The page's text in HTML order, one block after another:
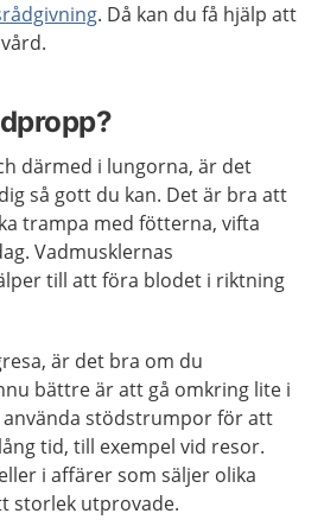
. Då kan du få hjälp att
därmed i lungorna, är det
så gott du kan. Det är bra att
trampa med fötterna, vifta
Vadmusklernas
till att föra blodet i riktning
är det bra om du
bättre är att gå omkring lite i
stödstrumpor för att
tid, till exempel vid resor.
i affärer som säljer olika
storlek utprovade.